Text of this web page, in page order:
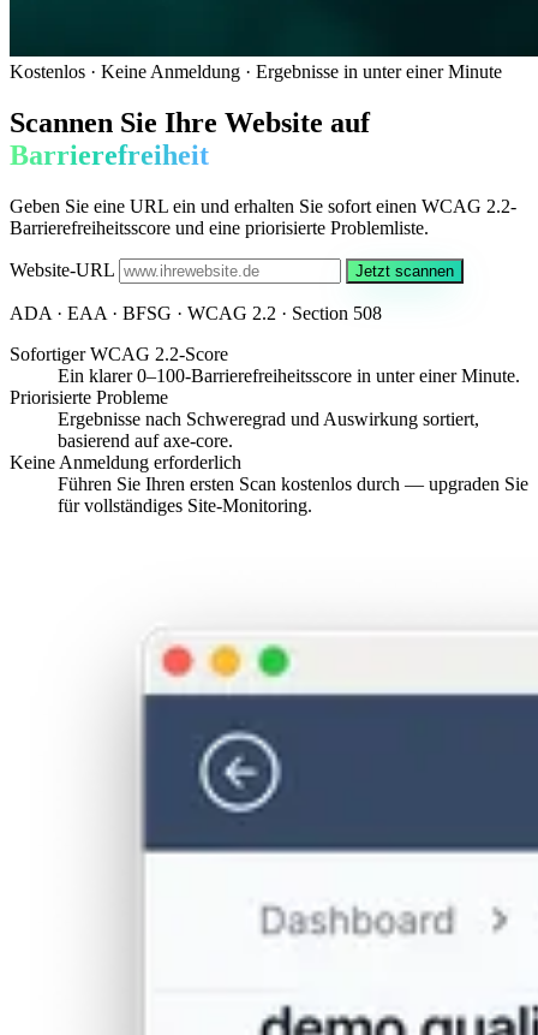
Kostenlos · Keine Anmeldung · Ergebnisse in unter einer Minute
Scannen Sie Ihre Website auf
Barrierefreiheit
Geben Sie eine URL ein und erhalten Sie sofort einen WCAG 2.2-
Barrierefreiheitsscore und eine priorisierte Problemliste.
Website-URL Jetzt scannen
ADA · EAA · BFSG · WCAG 2.2 · Section 508
Sofortiger WCAG 2.2-Score
Ein klarer 0–100-Barrierefreiheitsscore in unter einer Minute.
Priorisierte Probleme
Ergebnisse nach Schweregrad und Auswirkung sortiert,
basierend auf axe-core.
Keine Anmeldung erforderlich
Führen Sie Ihren ersten Scan kostenlos durch — upgraden Sie
für vollständiges Site-Monitoring.